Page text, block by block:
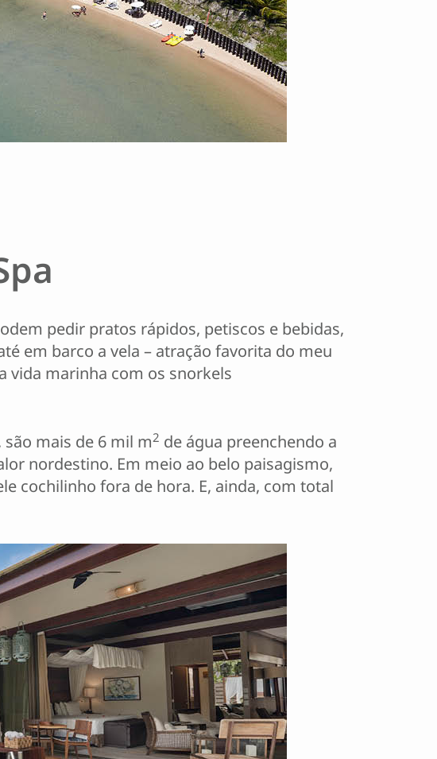
pedir pratos rápidos, petiscos e bebidas,
em barco a vela – atração favorita do meu
vida marinha com os snorkels
mais de 6 mil m2 de água preenchendo a
nordestino. Em meio ao belo paisagismo,
cochilinho fora de hora. E, ainda, com total